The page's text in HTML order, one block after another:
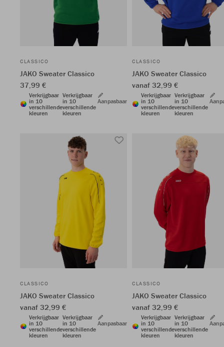
CLASSICO
JAKO Sweater Classico
37,99 €
Verkrijgbaar
in 10
verschillende
kleuren
Verkrijgbaar
in 10
verschillende
kleuren
Aanpasbaar
CLASSICO
JAKO Sweater Classico
vanaf 32,99 €
Verkrijgbaar
in 10
verschillende
kleuren
Verkrijgbaar
in 10
verschillende
kleuren
CLASSICO
JAKO Sweater Classico
vanaf 32,99 €
Verkrijgbaar
in 10
verschillende
kleuren
Verkrijgbaar
in 10
verschillende
kleuren
Aanpasbaar
CLASSICO
JAKO Sweater Classico
vanaf 32,99 €
Verkrijgbaar
in 10
verschillende
kleuren
Verkrijgbaar
in 10
verschillende
kleuren